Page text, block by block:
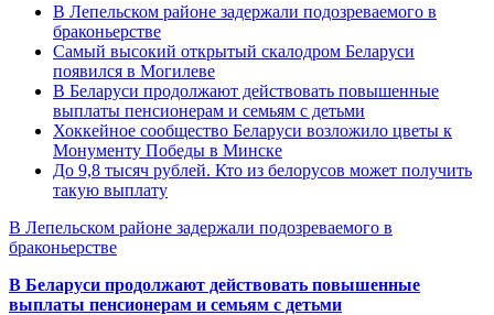
В Лепельском районе задержали подозреваемого в
браконьерстве
Самый высокий открытый скалодром Беларуси
появился в Могилеве
В Беларуси продолжают действовать повышенные
выплаты пенсионерам и семьям с детьми
Хоккейное сообщество Беларуси возложило цветы к
Монументу Победы в Минске
До 9,8 тысяч рублей. Кто из белорусов может получить
такую выплату
В Лепельском районе задержали подозреваемого в
браконьерстве
В Беларуси продолжают действовать повышенные
выплаты пенсионерам и семьям с детьми